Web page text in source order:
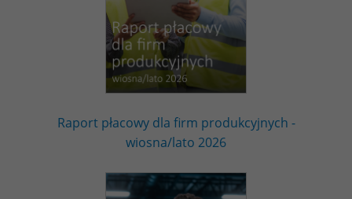
Raport płacowy dla firm produkcyjnych -
wiosna/lato 2026